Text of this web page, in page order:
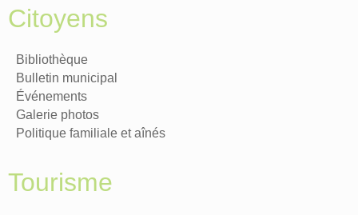
Citoyens
Bibliothèque
Bulletin municipal
Événements
Galerie photos
Politique familiale et aînés
Tourisme